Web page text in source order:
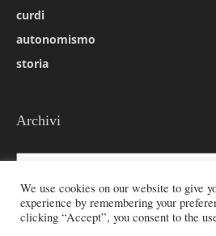
curdi
autonomismo
storia
Archivi
Archivi
We use cookies on our website to give
experience by remembering your
clicking “Accept”, you consent to the